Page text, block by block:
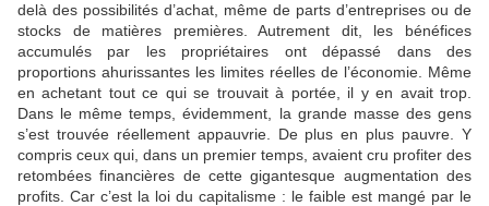
delà des possibilités d’achat, même de parts d’entreprises ou de
stocks de matières premières. Autrement dit, les bénéfices
accumulés par les propriétaires ont dépassé dans des
proportions ahurissantes les limites réelles de l’économie. Même
en achetant tout ce qui se trouvait à portée, il y en avait trop.
Dans le même temps, évidemment, la grande masse des gens
s’est trouvée réellement appauvrie. De plus en plus pauvre. Y
compris ceux qui, dans un premier temps, avaient cru profiter des
retombées financières de cette gigantesque augmentation des
profits. Car c’est la loi du capitalisme : le faible est mangé par le